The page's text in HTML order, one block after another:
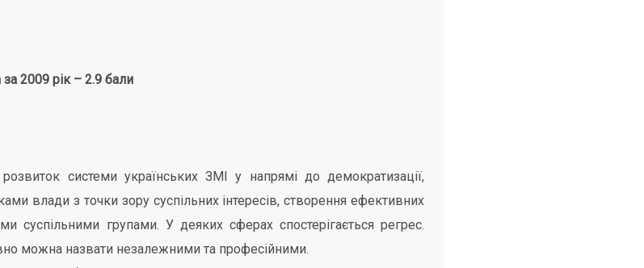
2009 рік – 2.9 бали
системи українських ЗМІ у напрямі до демократизації,
влади з точки зору суспільних інтересів, створення ефективних
суспільними групами. У деяких сферах спостерігається регрес.
можна назвати незалежними та професійними.